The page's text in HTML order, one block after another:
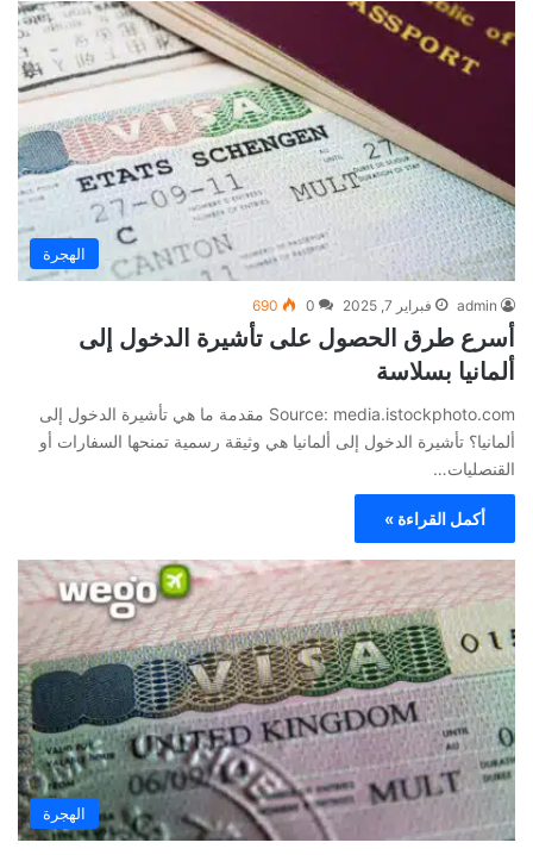
الهجرة
admin فبراير 7, 2025 0
690
أسرع طرق الحصول على تأشيرة الدخول إلى
ألمانيا بسلاسة
Source: media.istockphoto.com مقدمة ما هي تأشيرة الدخول إلى
ألمانيا؟ تأشيرة الدخول إلى ألمانيا هي وثيقة رسمية تمنحها السفارات أو
القنصليات…
أكمل القراءة »
الهجرة